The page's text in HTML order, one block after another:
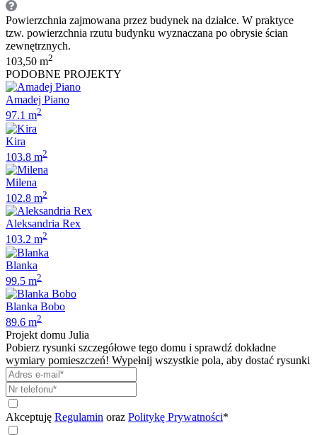
Powierzchnia zajmowana przez budynek na działce. W praktyce
tzw. powierzchnia rzutu budynku wyznaczana po obrysie ścian
zewnętrznych.
103,50 m2
PODOBNE PROJEKTY
Amadej Piano
97.1 m2
Kira
103.8 m2
Milena
102.8 m2
Aleksandria Rex
103.2 m2
Blanka
99.5 m2
Blanka Bobo
89.6 m2
Projekt domu Julia
Pobierz rysunki szczegółowe tego domu i sprawdź dokładne
wymiary pomieszczeń! Wypełnij wszystkie pola, aby dostać rysunki
Akceptuję Regulamin oraz Politykę Prywatności*